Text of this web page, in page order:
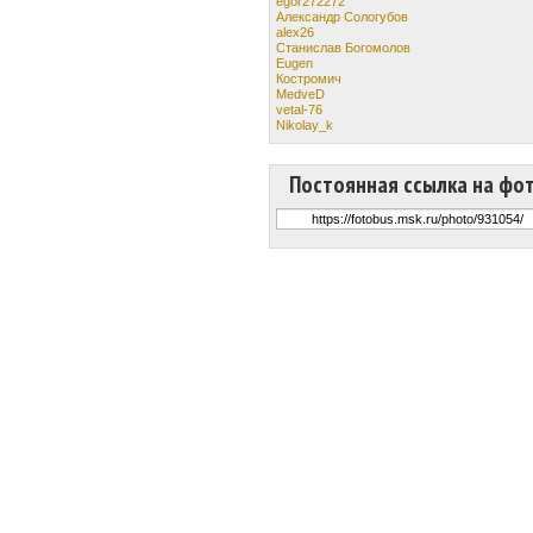
Александр Сологубов
alex26
Станислав Богомолов
Eugen
Костромич
MedveD
vetal-76
Nikolay_k
Постоянная ссылка на